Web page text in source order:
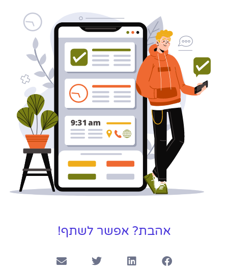
בעל/ת עסק? סוכנות ניהול מוניטין
לקידום, שיווק ופרסום באינטרנט
כאן עבורך!
לפרטים
אהבת? אפשר לשתף!